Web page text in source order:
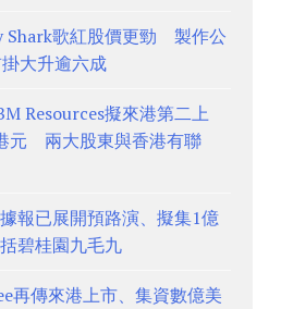
Shark歌紅股價更勁 製作公
大升逾六成
Resources擬來港第二上
元 兩大股東與香港有聯
據報已展開預路演、擬集1億
碧桂園九毛九
再傳來港上市、集資數億美